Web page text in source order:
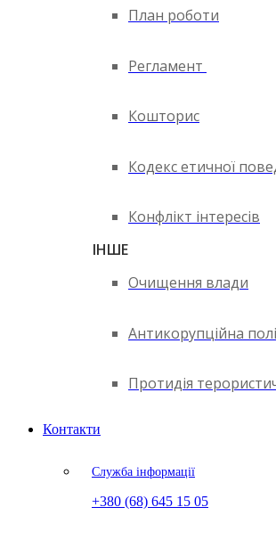
План роботи
Регламент
Кошторис
Кодекс етичної
Конфлікт інтересів
ІНШЕ
Очищення влади
Антикорупційна
Протидія
Контакти
Служба інформації
+380 (68) 645 15 05